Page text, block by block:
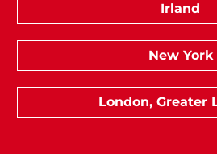
Irland
New York
London, Greater